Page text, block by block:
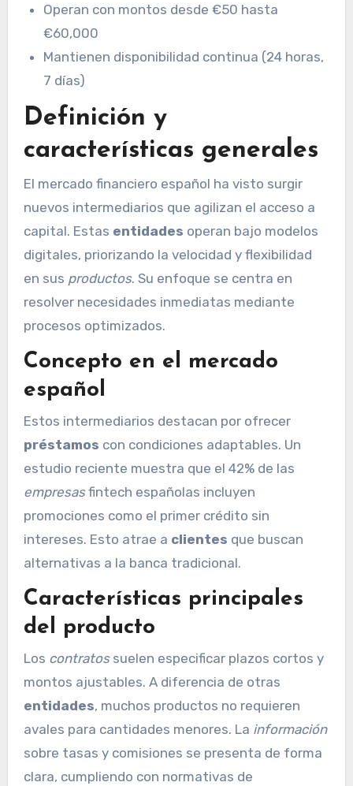
Operan con montos desde €50 hasta
€60,000
Mantienen disponibilidad continua (24 horas,
7 días)
Definición y
características generales
El mercado financiero español ha visto surgir
nuevos intermediarios que agilizan el acceso a
capital. Estas entidades operan bajo modelos
digitales, priorizando la velocidad y flexibilidad
en sus productos. Su enfoque se centra en
resolver necesidades inmediatas mediante
procesos optimizados.
Concepto en el mercado
español
Estos intermediarios destacan por ofrecer
préstamos con condiciones adaptables. Un
estudio reciente muestra que el 42% de las
empresasfintech españolas incluyen
promociones como el primer crédito sin
intereses. Esto atrae a clientes que buscan
alternativas a la banca tradicional.
Características principales
del producto
Los contratossuelen especificar plazos cortos y
montos ajustables. A diferencia de otras
entidades, muchos productos no requieren
avales para cantidades menores. La información
sobre tasas y comisiones se presenta de forma
clara, cumpliendo con normativas de